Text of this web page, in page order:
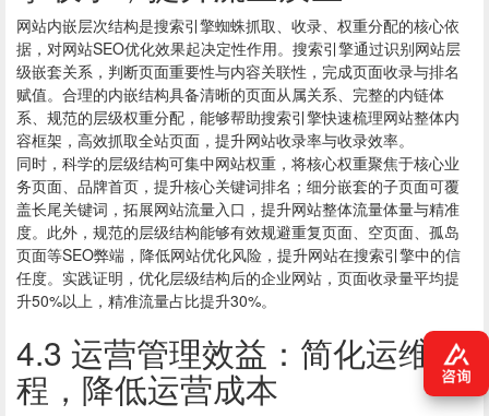
网站内嵌层次结构是搜索引擎蜘蛛抓取、收录、权重分配的核心依
据，对网站SEO优化效果起决定性作用。搜索引擎通过识别网站层
级嵌套关系，判断页面重要性与内容关联性，完成页面收录与排名
赋值。合理的内嵌结构具备清晰的页面从属关系、完整的内链体
系、规范的层级权重分配，能够帮助搜索引擎快速梳理网站整体内
容框架，高效抓取全站页面，提升网站收录率与收录效率。
同时，科学的层级结构可集中网站权重，将核心权重聚焦于核心业
务页面、品牌首页，提升核心关键词排名；细分嵌套的子页面可覆
盖长尾关键词，拓展网站流量入口，提升网站整体流量体量与精准
度。此外，规范的层级结构能够有效规避重复页面、空页面、孤岛
页面等SEO弊端，降低网站优化风险，提升网站在搜索引擎中的信
任度。实践证明，优化层级结构后的企业网站，页面收录量平均提
升50%以上，精准流量占比提升30%。
4.3 运营管理效益：简化运维流
程，降低运营成本